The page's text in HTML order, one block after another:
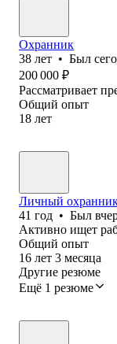
Охранник
38 лет • Был
200 000 ₽
Рассматривает
Общий опыт
18 лет
Личный
41 год • Был
Активно ищет
Общий опыт
16 лет 3 месяца
Другие резюме
Ещё 1 резюме